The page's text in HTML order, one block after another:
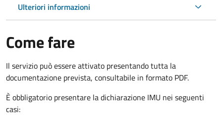
Ulteriori informazioni
Come fare
Il servizio può essere attivato presentando tutta la
documentazione prevista, consultabile in formato PDF.
È obbligatorio presentare la dichiarazione IMU nei seguenti
casi: